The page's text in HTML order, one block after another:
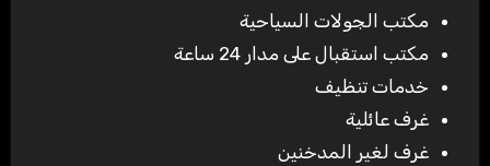
مكتب الجولات السياحية
مكتب استقبال على مدار 24 ساعة
خدمات تنظيف
غرف عائلية
غرف لغير المدخنين